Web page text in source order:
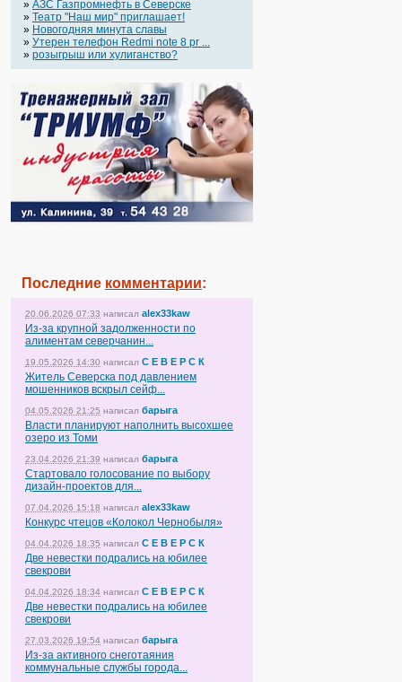
» АЗС Газпромнефть в Северске
» Театр "Наш мир" приглашает!
» Новогодняя минута славы
» Утерен телефон Redmi note 8 pr ...
» розыгрыш или хулиганство?
Последние комментарии:
20.06.2026 07:33 написал alex33kaw
Из-за крупной задолженности по
алиментам северчанин...
19.05.2026 14:30 написал С Е В Е Р С К
Житель Северска под давлением
мошенников вскрыл сейф...
04.05.2026 21:25 написал барыга
Власти планируют наполнить высохшее
озеро из Томи
23.04.2026 21:39 написал барыга
Стартовало голосование по выбору
дизайн-проектов для...
07.04.2026 15:18 написал alex33kaw
Конкурс чтецов «Колокол Чернобыля»
04.04.2026 18:35 написал С Е В Е Р С К
Две невестки подрались на юбилее
свекрови
04.04.2026 18:34 написал С Е В Е Р С К
Две невестки подрались на юбилее
свекрови
27.03.2026 19:54 написал барыга
Из-за активного снеготаяния
коммунальные службы города...